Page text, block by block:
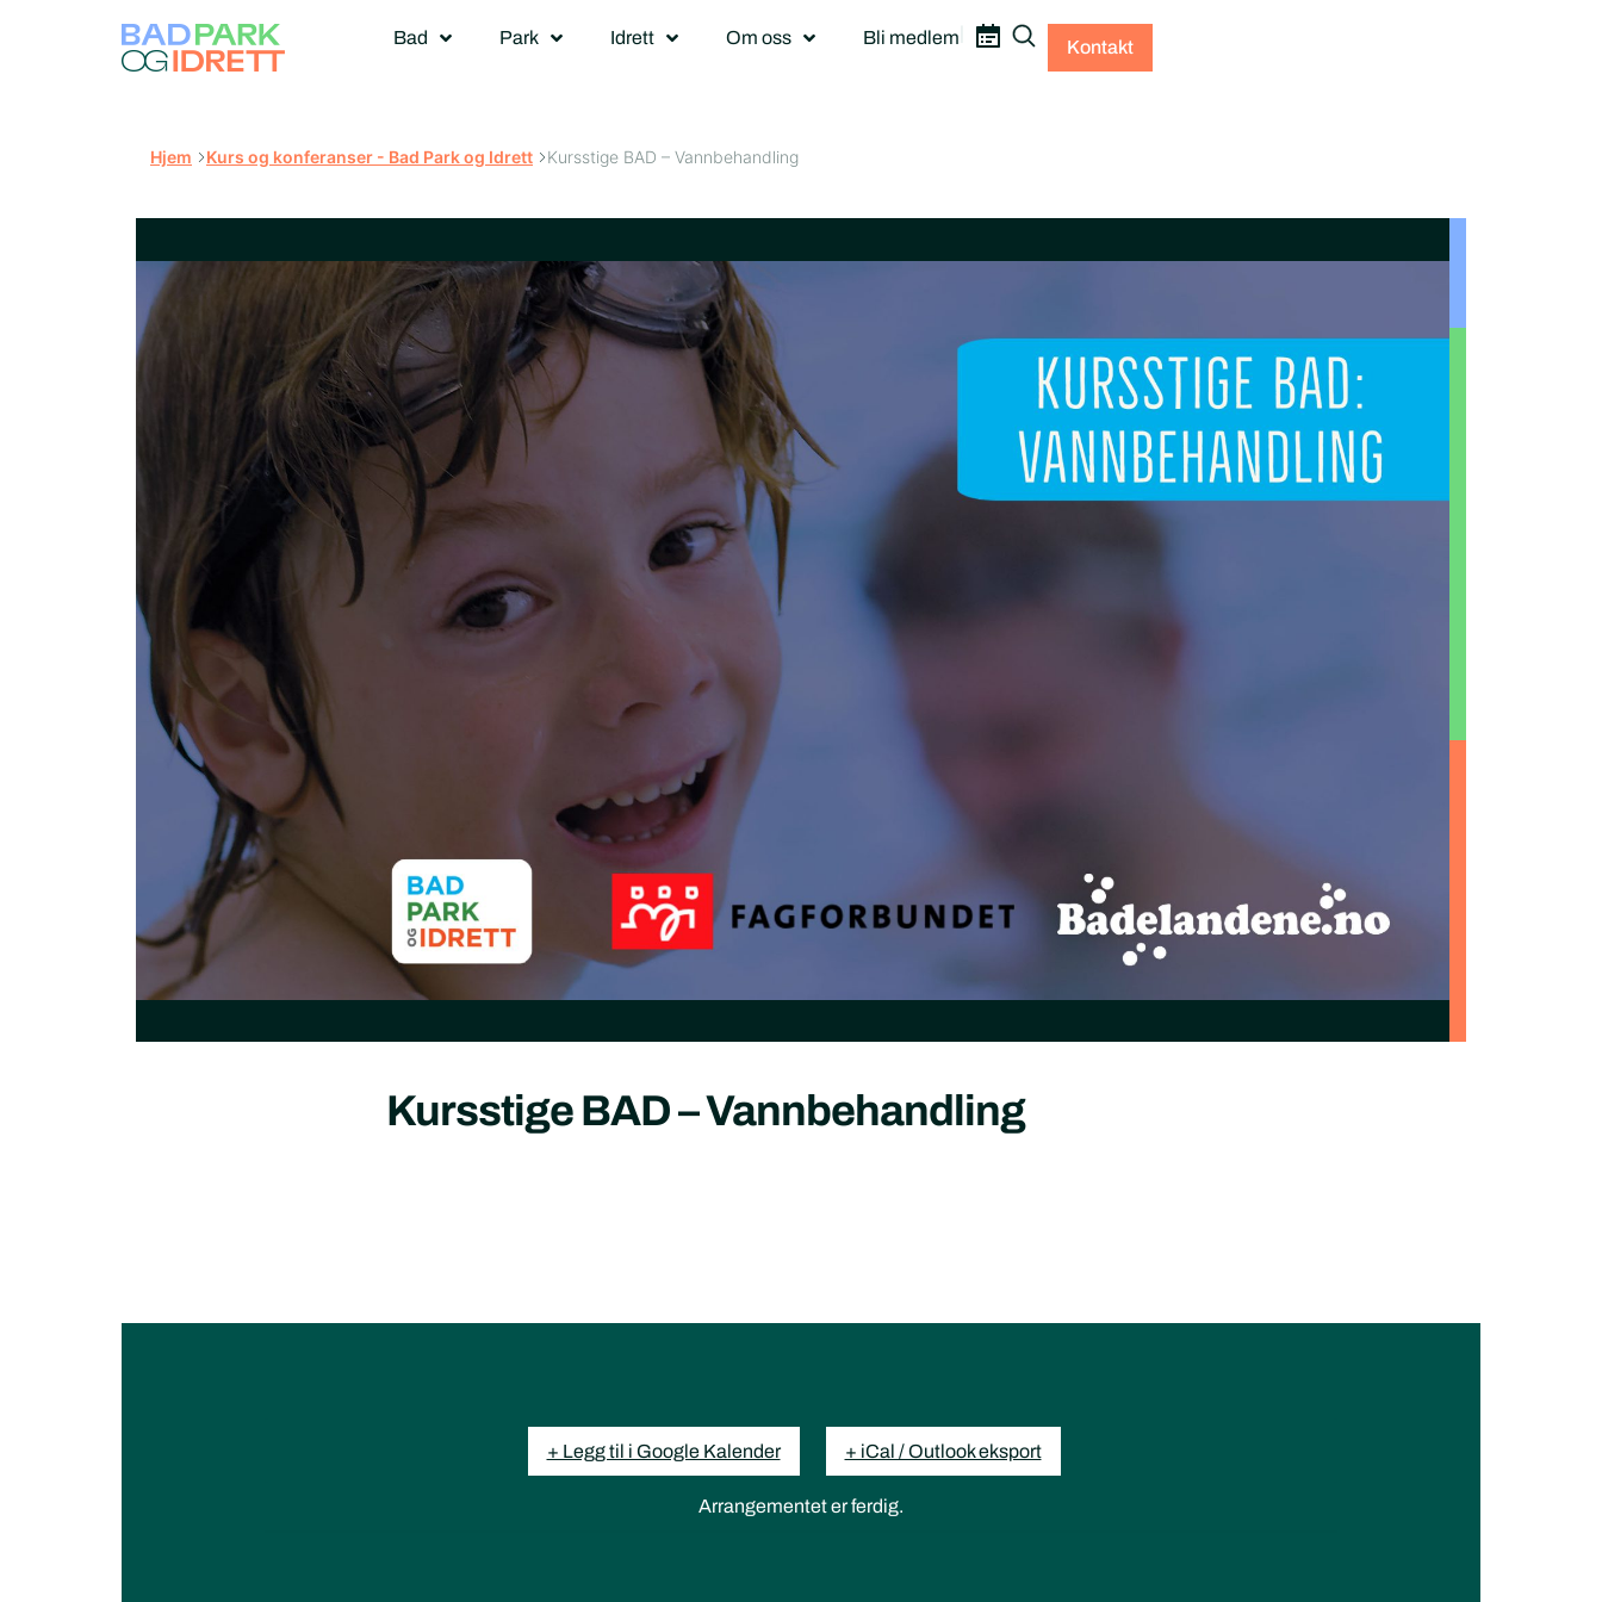
Bad Park Idrett Om oss Bli medlem Kontakt
Hjem Kurs og konferanser - Bad Park og Idrett Kursstige BAD – Vannbehandling
Kursstige BAD – Vannbehandling
+ Legg til i Google Kalender + iCal / Outlook eksport
Arrangementet er ferdig.